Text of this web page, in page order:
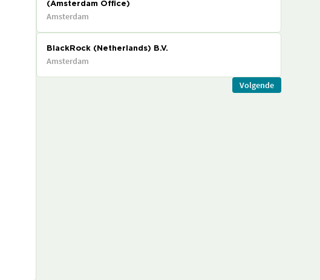
(Amsterdam Office)
Amsterdam
BlackRock (Netherlands) B.V.
Amsterdam
Volgende